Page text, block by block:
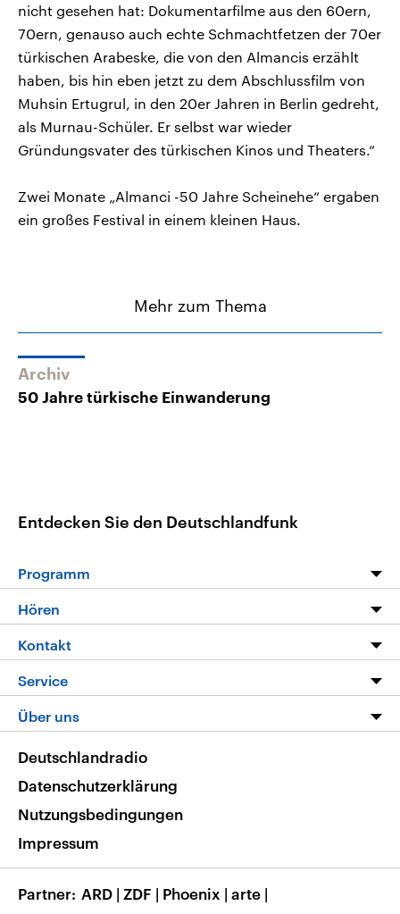
nicht gesehen hat: Dokumentarfilme aus den 60ern,
70ern, genauso auch echte Schmachtfetzen der 70er
türkischen Arabeske, die von den Almancis erzählt
haben, bis hin eben jetzt zu dem Abschlussfilm von
Muhsin Ertugrul, in den 20er Jahren in Berlin gedreht,
als Murnau-Schüler. Er selbst war wieder
Gründungsvater des türkischen Kinos und Theaters.“
Zwei Monate „Almanci -50 Jahre Scheinehe“ ergaben
ein großes Festival in einem kleinen Haus.
Mehr zum Thema
Archiv
50 Jahre türkische Einwanderung
Entdecken Sie den Deutschlandfunk
Programm
Programm
Die Nachrichten
Nachrichtenleicht
Neue Beiträge auf dlf.de
Hören
Livestream
Podcasts
Deutschlandfunk App
Nachrichten App
Frequenzen
Kontakt
Hörerservice
Service
FAQ
Veranstaltungen
Musikliste
RSS
Über uns
Barrierefreiheit
Deutschlandradio
Datenschutzerklärung
Nutzungsbedingungen
Impressum
Partner ARD | ZDF | Phoenix | arte |